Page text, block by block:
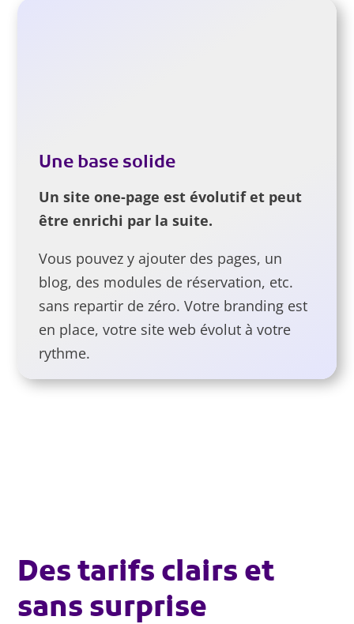
Une base solide
Un site one-page est évolutif et peut
être enrichi par la suite.
Vous pouvez y ajouter des pages, un
blog, des modules de réservation, etc.
sans repartir de zéro. Votre branding est
en place, votre site web évolut à votre
rythme.
Des tarifs clairs et
sans surprise